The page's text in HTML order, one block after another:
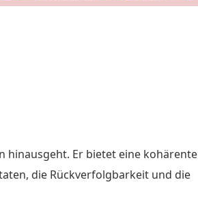
hinausgeht. Er bietet eine kohärente
die Rückverfolgbarkeit und die